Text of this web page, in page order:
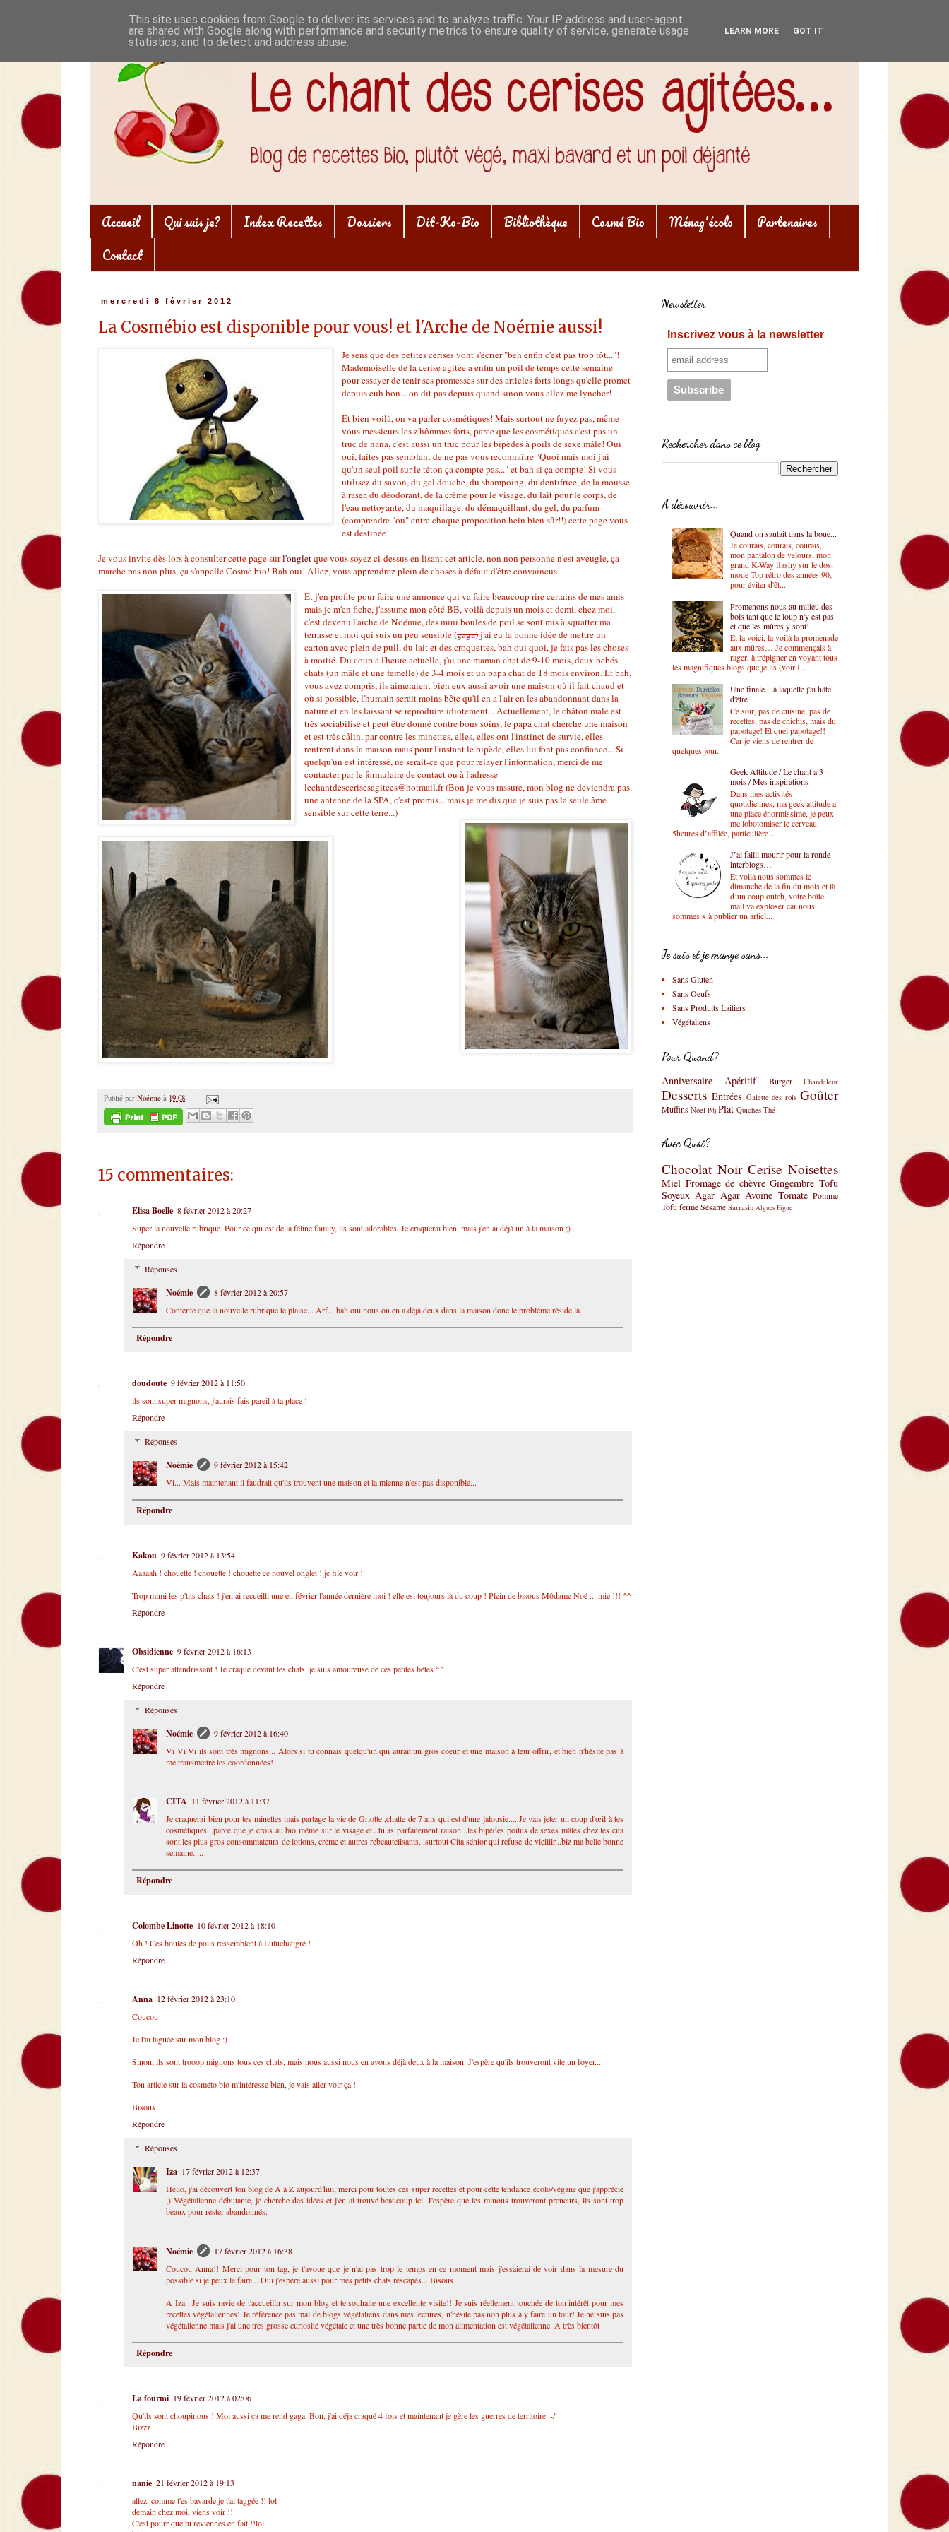
Accueil Qui suis je? Index Recettes Dossiers Dit-Ko-Bio Bibliothèque Cosmé Bio Ménag'écolo
Partenaires
Contact
mercredi 8 février 2012
La Cosmébio est disponible pour vous! et l'Arche de Noémie aussi!
Je sens que des petites cerises vont s'écrier "beh enfin c'est pas trop tôt..."!
Mademoiselle de la cerise agitée a enfin un poil de temps cette semaine
pour essayer de tenir ses promesses sur des articles forts longs qu'elle promet
depuis euh bon... on dit pas depuis quand sinon vous allez me lyncher!
Et bien voilà, on va parler cosmétiques! Mais surtout ne fuyez pas, même
vous messieurs les z'hômmes forts, parce que les cosmétiques c'est pas un
truc de nana, c'est aussi un truc pour les bipèdes à poils de sexe mâle! Oui
oui, faites pas semblant de ne pas vous reconnaître "Quoi mais moi j'ai
qu'un seul poil sur le téton ça compte pas..." et bah si ça compte! Si vous
utilisez du savon, du gel douche, du shampoing, du dentifrice, de la mousse
à raser, du déodorant, de la crème pour le visage, du lait pour le corps, de
l'eau nettoyante, du maquillage, du démaquillant, du gel, du parfum
(comprendre "ou" entre chaque proposition hein bien sûr!!) cette page vous
est destinée!
Je vous invite dès lors à consulter cette page surl'ongletque vous soyez ci-dessus en lisant cet article, non non personne n'est aveugle, ça
marche pas non plus, ça s'appelle Cosmé bio! Bah oui! Allez, vous apprendrez plein de choses à défaut d'être convaincus!
Et j'en profite pour faire une annonce qui va faire beaucoup rire certains de mes amis
mais je m'en fiche, j'assume mon côté BB, voilà depuis un mois et demi, chez moi,
c'est devenu l'arche de Noémie, des mini boules de poil se sont mis à squatter ma
terrasse et moi qui suis un peu sensible (gaga)j'ai eu la bonne idée de mettre un
carton avec plein de pull, du lait et des croquettes, bah oui quoi, je fais pas les choses
à moitié. Du coup à l'heure actuelle, j'ai une maman chat de 9-10 mois, deux bébés
chats (un mâle et une femelle) de 3-4 mois et un papa chat de 18 mois environ. Et bah,
vous avez compris, ils aimeraient bien eux aussi avoir une maison où il fait chaud et
où si possible, l'humain serait moins bête qu'il en a l'air en les abandonnant dans la
nature et en les laissant se reproduire idiotement... Actuellement, le châton male est
très sociabilisé et peut être donné contre bons soins, le papa chat cherche une maison
et est très câlin, par contre les minettes, elles, elles ont l'instinct de survie, elles
rentrent dans la maison mais pour l'instant le bipède, elles lui font pas confiance... Si
quelqu'un est intéressé, ne serait-ce que pour relayer l'information, merci de me
contacter par le formulaire de contact ou à l'adresse
lechantdescerisesagitees@hotmail.fr (Bon je vous rassure, mon blog ne deviendra pas
une antenne de la SPA, c'est promis... mais je me dis que je suis pas la seule âme
sensible sur cette terre...)
Publié par Noémie à 19:08
15 commentaires:
Elisa Boelle 8 février 2012 à 20:27
Super la nouvelle rubrique. Pour ce qui est de la féline family, ils sont adorables. Je craquerai bien, mais j'en ai déjà un à la maison ;)
Répondre
Réponses
Noémie
8 février 2012 à 20:57
Contente que la nouvelle rubrique te plaise... Arf... bah oui nous on en a déjà deux dans la maison donc le problème réside là...
Répondre
doudoute 9 février 2012 à 11:50
ils sont super mignons, j'aurais fais pareil à ta place !
Répondre
Réponses
Noémie
9 février 2012 à 15:42
Vi... Mais maintenant il faudrait qu'ils trouvent une maison et la mienne n'est pas disponible...
Répondre
Kakou 9 février 2012 à 13:54
Aaaaah ! chouette ! chouette ! chouette ce nouvel onglet ! je file voir !
Trop mimi les p'tits chats ! j'en ai recueilli une en février l'année dernière moi ! elle est toujours là du coup ! Plein de bisous Môdame Noé ... mie !!! ^^
Répondre
Obsidienne 9 février 2012 à 16:13
C'est super attendrissant ! Je craque devant les chats, je suis amoureuse de ces petites bêtes ^^
Répondre
Réponses
Noémie
9 février 2012 à 16:40
Vi Vi Vi ils sont très mignons... Alors si tu connais quelqu'un qui aurait un gros coeur et une maison à leur offrir, et bien n'hésite pas à
me transmettre les coordonnées!
CITA 11 février 2012 à 11:37
Je craquerai bien pour tes minettes mais partage la vie de Griotte ,chatte de 7 ans qui est d'une jalousie.....Je vais jeter un coup d'œil à tes
cosmétiques...parce que je crois au bio même sur le visage et...tu as parfaitement raison...les bipèdes poilus de sexes mâles chez les cita
sont les plus gros consommateurs de lotions, crème et autres rebeautelisants...surtout Cita sénior qui refuse de vieillir...biz ma belle bonne
semaine.....
Répondre
Colombe Linotte 10 février 2012 à 18:10
Oh ! Ces boules de poils ressemblent à Luluchatigré !
Répondre
Anna 12 février 2012 à 23:10
Coucou
Je t'ai taguée sur mon blog :)
Sinon, ils sont trooop mignons tous ces chats, mais nous aussi nous en avons déjà deux à la maison. J'espère qu'ils trouveront vite un foyer...
Ton article sur la cosméto bio m'intéresse bien, je vais aller voir ça !
Bisous
Répondre
Réponses
Iza 17 février 2012 à 12:37
Hello, j'ai découvert ton blog de A à Z aujourd'hui, merci pour toutes ces super recettes et pour cette tendance écolo/végane que j'apprécie
;) Végétalienne débutante, je cherche des idées et j'en ai trouvé beaucoup ici. J'espère que les minous trouveront preneurs, ils sont trop
beaux pour rester abandonnés.
Noémie
17 février 2012 à 16:38
Coucou Anna!! Merci pour ton tag, je t'avoue que je n'ai pas trop le temps en ce moment mais j'essaierai de voir dans la mesure du
possible si je peux le faire... Oui j'espère aussi pour mes petits chats rescapés... Bisous
A Iza : Je suis ravie de t'accueillir sur mon blog et te souhaite une excellente visite!! Je suis réellement touchée de ton intérêt pour mes
recettes végétaliennes! Je référence pas mal de blogs végétaliens dans mes lectures, n'hésite pas non plus à y faire un tour! Je ne suis pas
végétalienne mais j'ai une très grosse curiosité végétale et une très bonne partie de mon alimentation est végétalienne. A très bientôt
Répondre
La fourmi 19 février 2012 à 02:06
Qu'ils sont choupinous ! Moi aussi ça me rend gaga. Bon, j'ai déja craqué 4 fois et maintenant je gère les guerres de territoire :-/
Bizzz
Répondre
nanie 21 février 2012 à 19:13
allez, comme t'es bavarde je t'ai taggée !! lol
demain chez moi, viens voir !!
C'est pourr que tu reviennes en fait !!lol
Newsletter
Inscrivez vous à la newsletter
Rechercher dans ce blog
A découvrir...
Quand on sautait dans la boue...
Je courais, courais, courais,
mon pantalon de velours, mon
grand K-Way flashy sur le dos,
mode Top rétro des années 90,
pour éviter d'êt...
Promenons nous au milieu des
bois tant que le loup n'y est pas
et que les mûres y sont!
Et la voici, la voilà la promenade
aux mûres… Je commençais à
rager, à trépigner en voyant tous
les magnifiques blogs que je lis (voir I...
Une finale... à laquelle j'ai hâte
d'être
Ce soir, pas de cuisine, pas de
recettes, pas de chichis, mais du
papotage! Et quel papotage!!
Car je viens de rentrer de
quelques jour...
Geek Attitude / Le chant a 3
mois / Mes inspirations
Dans mes activités
quotidiennes, ma geek attitude a
une place énormissime, je peux
me lobotomiser le cerveau
5heures d’affilée, particulière...
J’ai failli mourir pour la ronde
interblogs…
Et voilà nous sommes le
dimanche de la fin du mois et là
d’un coup outch, votre boîte
mail va exploser car nous
sommes x à publier un articl...
Je suis et je mange sans...
Sans Gluten
Sans Oeufs
Sans Produits Laitiers
Végétaliens
Pour Quand?
Anniversaire
Apéritif Burger Chandeleur
Desserts Entrées Galette des rois Goûter
Muffins Noël Pdj Plat Quiches Thé
Avec Quoi?
Chocolat Noir Cerise Noisettes
Miel Fromage de chèvre Gingembre Tofu
Soyeux Agar Agar Avoine Tomate Pomme
Tofu fermeSésame Sarrasin AlguesFigue
This site uses cookies from Google to deliver its services and to analyze traffic. Your IP address and user-agent
are shared with Google along with performance and security metrics to ensure quality of service, generate usage
statistics, and to detect and address abuse.
LEARN MORE GOT IT